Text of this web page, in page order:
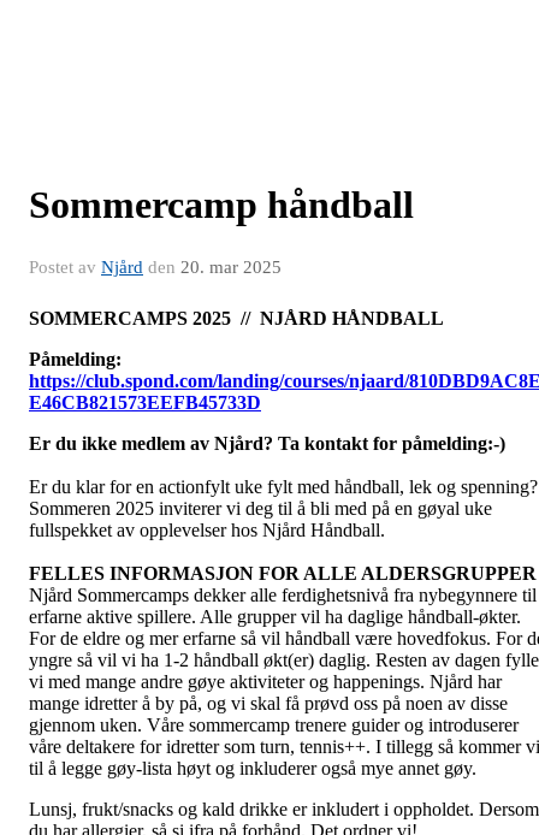
Sommercamp håndball
Postet av Njård den 20. mar 2025
SOMMERCAMPS 2025 // NJÅRD HÅNDBALL
Påmelding:
https://club.spond.com/landing/courses/njaard/
E46CB821573EEFB45733D
Er du ikke medlem av Njård? Ta kontakt for påmelding:-)
Er du klar for en actionfylt uke fylt med håndball, lek og spenning?
Sommeren 2025 inviterer vi deg til å bli med på en gøyal uke
fullspekket av opplevelser hos Njård Håndball.
FELLES INFORMASJON FOR ALLE ALDERSGRUPPER
Njård Sommercamps dekker alle ferdighetsnivå fra nybegynnere til
erfarne aktive spillere. Alle grupper vil ha daglige håndball-økter.
For de eldre og mer erfarne så vil håndball være hovedfokus. For
yngre så vil vi ha 1-2 håndball økt(er) daglig. Resten av dagen
vi med mange andre gøye aktiviteter og happenings. Njård har
mange idretter å by på, og vi skal få prøvd oss på noen av disse
gjennom uken. Våre sommercamp trenere guider og introduserer
våre deltakere for idretter som turn, tennis++. I tillegg så kommer vi
til å legge gøy-lista høyt og inkluderer også mye annet gøy.
Lunsj, frukt/snacks og kald drikke er inkludert i oppholdet. Dersom
du har allergier, så si ifra på forhånd. Det ordner vi!